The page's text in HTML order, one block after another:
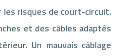
risques de court-circuit.
et des câbles adaptés
Un mauvais câblage